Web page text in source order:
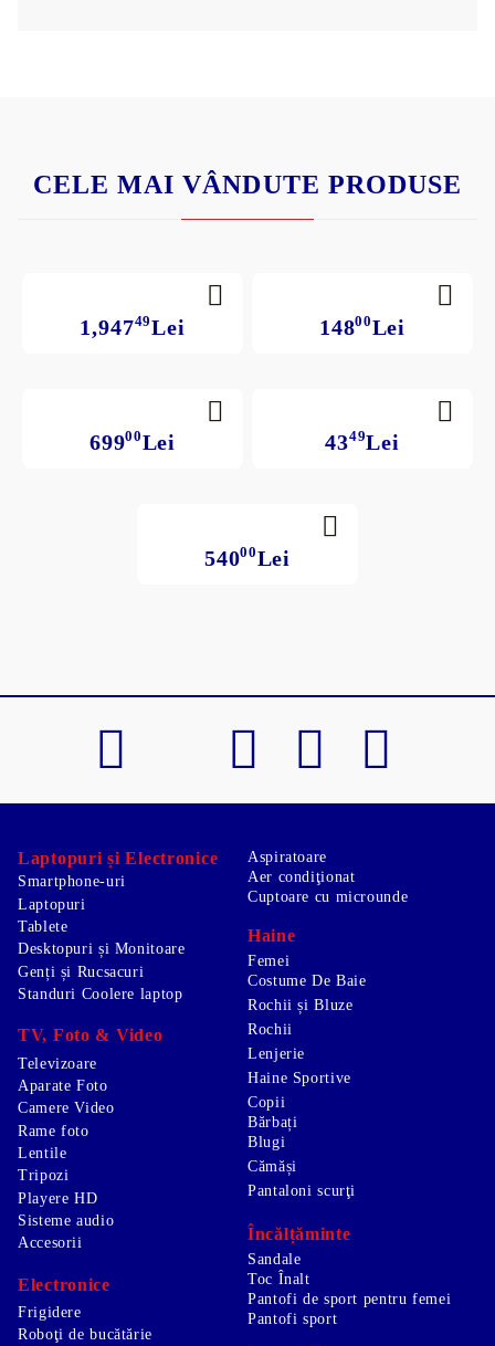
CELE MAI VÂNDUTE PRODUSE
1,94749Lei 14800Lei
69900Lei 4349Lei
54000Lei
Laptopuri și Electronice
Smartphone-uri
Laptopuri
Tablete
Desktopuri și Monitoare
Genți și Rucsacuri
Standuri Coolere laptop
TV, Foto & Video
Televizoare
Aparate Foto
Camere Video
Rame foto
Lentile
Tripozi
Playere HD
Sisteme audio
Accesorii
Electronice
Frigidere
Roboţi de bucătărie
Aspiratoare
Aer condiţionat
Cuptoare cu microunde
Haine
Femei
Costume De Baie
Rochii și Bluze
Rochii
Lenjerie
Haine Sportive
Copii
Bărbați
Blugi
Cămăși
Pantaloni scurţi
Încălțăminte
Sandale
Toc Înalt
Pantofi de sport pentru femei
Pantofi sport